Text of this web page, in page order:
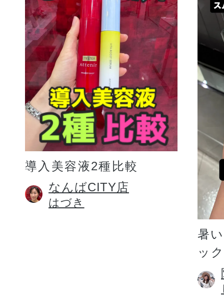
ドレスリフト
プリマモイスト
スキンクリア
クレンズオイル
導入美容液2種比較
なんばCITY店
はづき
暑
ッ